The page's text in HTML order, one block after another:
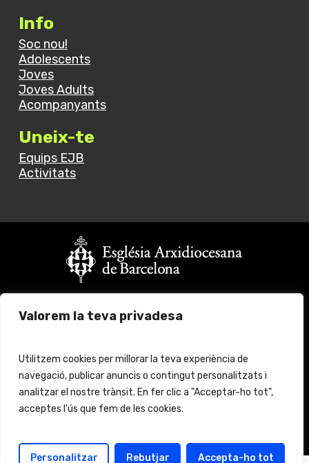
Valorem la teva privadesa
Utilitzem cookies per millorar la teva experiència de
navegació, publicar anuncis o contingut personalitzats i
analitzar el nostre trànsit. En fer clic a "Acceptar-ho tot",
acceptes l'ús que fem de les cookies.
Personalitzar Rebutjar Accepta-ho tot
Info
Soc nou!
Adolescents
Joves
Joves Adults
Acompanyants
Uneix-te
Equips EJB
Activitats
Fes clickaquíper més informació
© 2024 Església Jove Barcelona. All rights reserved.
Avís legal Protecció de Dades